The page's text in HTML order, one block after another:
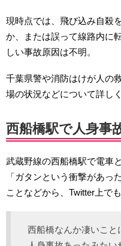
現時点では、飛び込み自殺
か、または誤って線路内に
しい事故原因は不明。
千葉県警や消防はけが人の
場の状況などについて詳し
西船橋駅で人身
武蔵野線の西船橋駅で電車
「ガタンという衝撃があっ
ことなどから、Twitter上で
西船橋なんか凄いこ